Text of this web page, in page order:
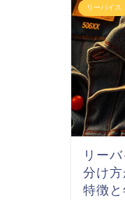
リーバイス
リー
分け
特徴